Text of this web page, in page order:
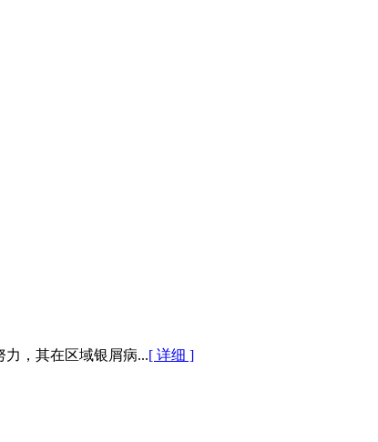
，其在区域银屑病...[ 详细 ]